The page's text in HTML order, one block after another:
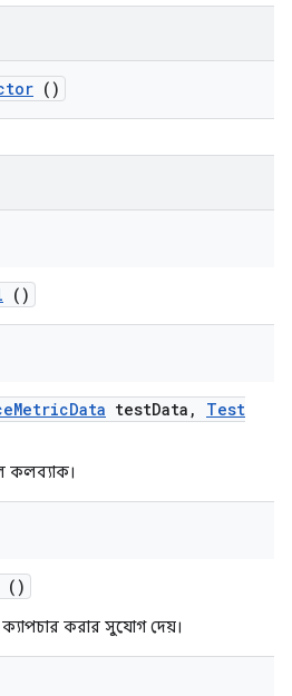
()
()
MetricData testData ,
Test
কলব্যাক।
()
করার সুযোগ দেয়।